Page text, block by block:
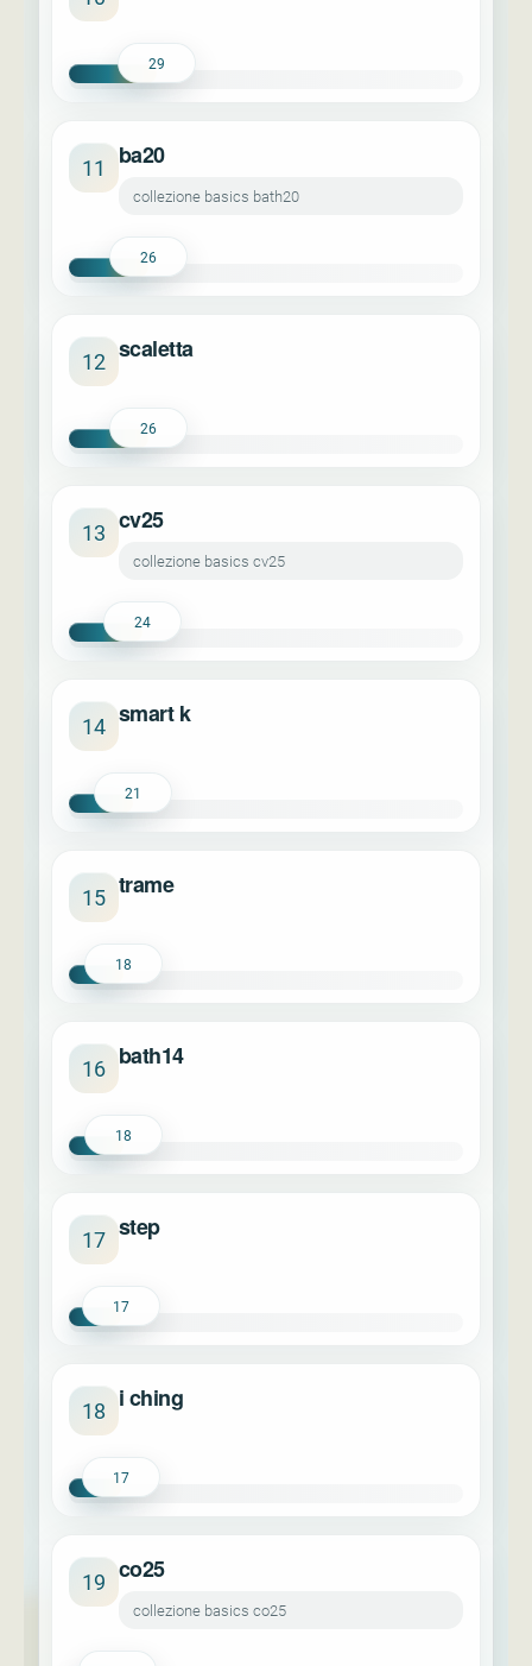
29
11 ba20
collezione basics bath20
26
12 scaletta
26
13 cv25
collezione basics cv25
24
14 smart k
21
15 trame
18
16 bath14
18
17 step
17
18 i ching
17
19 co25
collezione basics co25